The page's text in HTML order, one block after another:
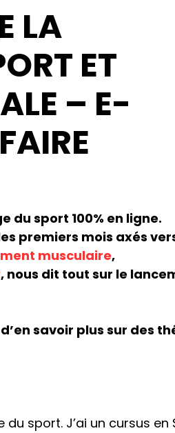
LA
ET
– E-
du sport 100% en ligne.
premiers mois axés
musculaire,
, nous dit tout sur le
savoir plus sur des
sport. J’ai un cursus en